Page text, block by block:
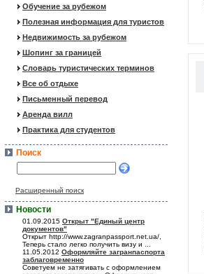
Обучение за рубежом
Полезная информация для туристов
Недвижимость за рубежом
Шопинг за границей
Словарь туристических терминов
Все об отдыхе
Письменный перевод
Аренда вилл
Практика для студентов
Поиск
Расширенный поиск
Новости
01.09.2015 Открыт "Единый центр
документов"
Открыт http://www.zagranpassport.net.ua/,
Теперь стало легко получить визу и ...
11.05.2012 Оформляйте загранпаспорта
заблаговременно
Советуем не затягивать с оформлением